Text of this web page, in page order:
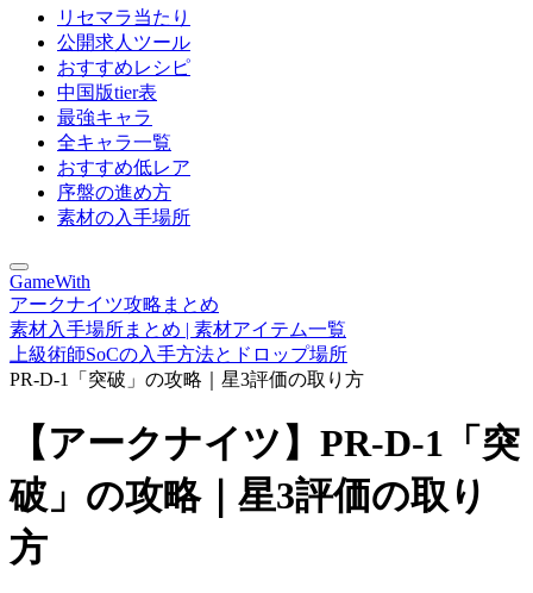
リセマラ当たり
公開求人ツール
おすすめレシピ
中国版tier表
最強キャラ
全キャラ一覧
おすすめ低レア
序盤の進め方
素材の入手場所
GameWith
アークナイツ攻略まとめ
素材入手場所まとめ | 素材アイテム一覧
上級術師SoCの入手方法とドロップ場所
PR-D-1「突破」の攻略｜星3評価の取り方
【アークナイツ】PR-D-1「突
破」の攻略｜星3評価の取り
方